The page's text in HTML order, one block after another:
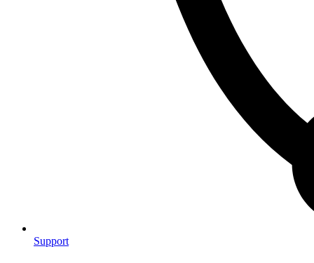
Support